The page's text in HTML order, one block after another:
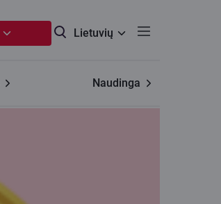
Lietuvių
Naudinga